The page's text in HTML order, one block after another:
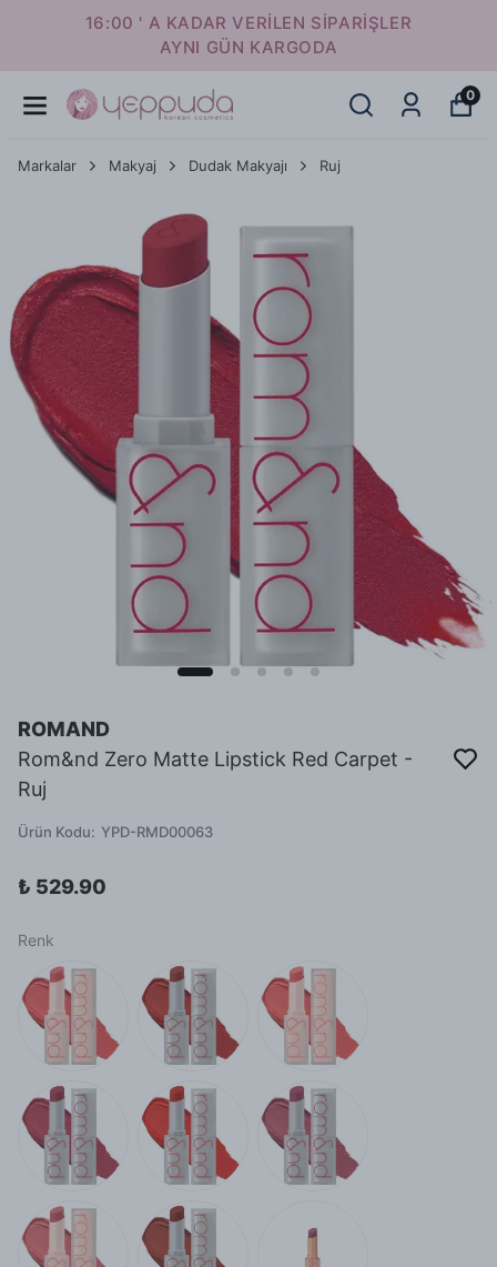
16:00 ' A KADAR VERİLEN SİPARİŞLER
AYNI GÜN KARGODA
0
Markalar Makyaj Dudak Makyajı Ruj
ROMAND
Rom&nd Zero Matte Lipstick Red Carpet -
Ruj
Ürün Kodu: YPD-RMD00063
₺ 529.90
Renk